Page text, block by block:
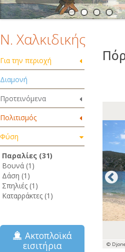
Ν. Χαλκιδικής
Για την περιοχή
Διαμονή
Προτεινόμενα
Πολιτισμός
Φύση
Παραλίες (31)
Βουνά (1)
Δάση (1)
Σπηλιές (1)
Καταρράκτες (1)
Ακτοπλοϊκά
εισιτήρια
©